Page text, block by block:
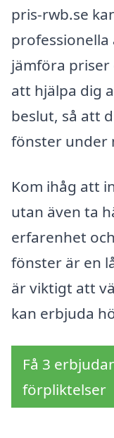
pris-rwb.se
jämföra
att hjälpa dig
beslut, så att
fönster under
Kom ihåg att
utan även ta
erfarenhet
fönster är en
är viktigt att
kan erbjuda
Få 3
förpliktelser